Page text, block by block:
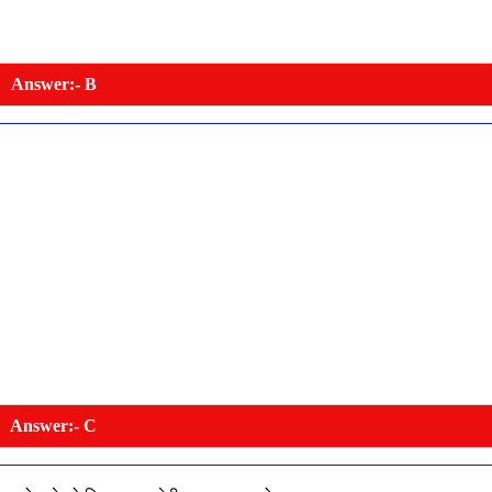
Answer:- B
Answer:- C